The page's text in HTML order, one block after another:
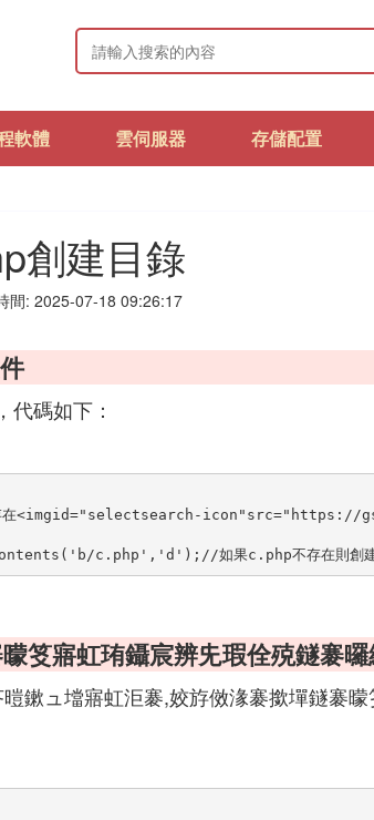
軟體 雲伺服器 存儲配置
創建目錄
間: 2025-07-18 09:26:17
代碼如下：
icon"src="https://
c.php','d');//如果c.php不存在則創建
笅寤虹珛鑷宸辨兂瑕佺殑鐩褰
鏉ュ壋寤虹洰褰,姣斿傚湪褰撳墠鐩褰